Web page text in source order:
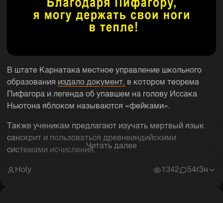
В штате Карнатака местное управление школьного
образования издало документ, в котором теорема
Пифагора и легенда об упавшем на голову Иссака
Ньютона яблоком называются «фейками».
Также ученикам предлагают изучать мертвый язык
санскрит и пользоваться древнеиндийскими
системами исчисления.Читать далее
Holy 1342 54г3н